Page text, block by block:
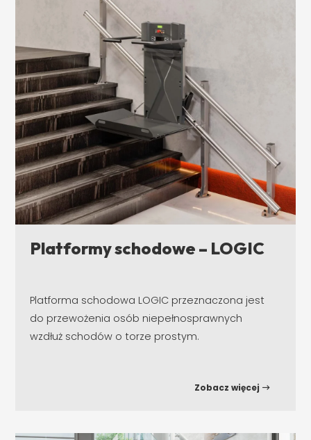
Platformy schodowe – LOGIC
Platforma schodowa LOGIC przeznaczona jest
do przewożenia osób niepełnosprawnych
wzdłuż schodów o torze prostym.
Zobacz więcej